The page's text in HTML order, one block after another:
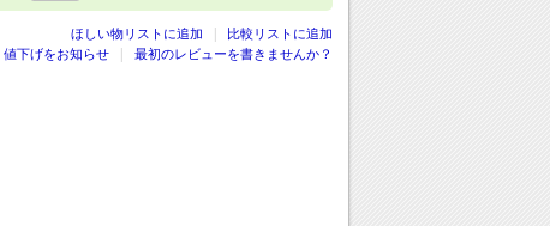
ほしい物リストに追加
比較リストに追加
最初のレビューを書きませんか？
値下げをお知らせ